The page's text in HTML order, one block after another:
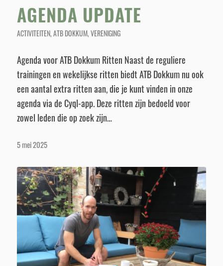
AGENDA UPDATE
ACTIVITEITEN,ATB DOKKUM,VERENIGING
Agenda voor ATB Dokkum Ritten Naast de reguliere
trainingen en wekelijkse ritten biedt ATB Dokkum nu ook
een aantal extra ritten aan, die je kunt vinden in onze
agenda via de Cyql-app. Deze ritten zijn bedoeld voor
zowel leden die op zoek zijn…
5 mei 2025